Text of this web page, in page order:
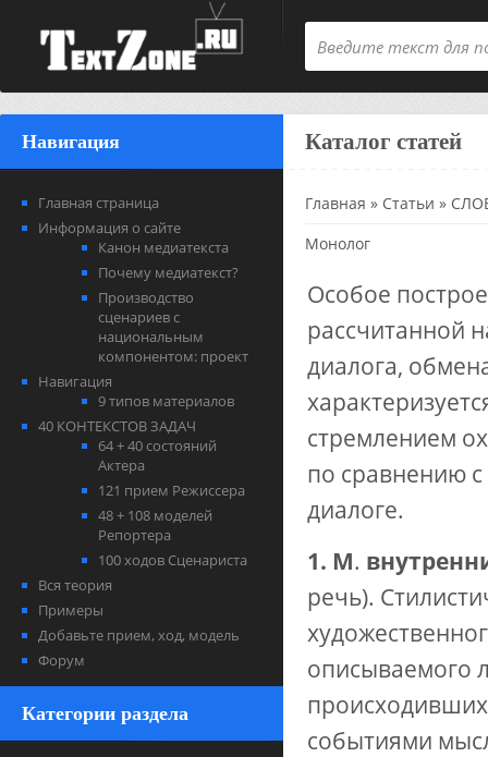
Навигация
Главная страница
Информация о сайте
Канон медиатекста
Почему медиатекст?
Производство
сценариев с
национальным
компонентом: проект
Навигация
9 типов материалов
40 КОНТЕКСТОВ ЗАДАЧ
64 + 40 состояний
Актера
121 прием Режиссера
48 + 108 моделей
Репортера
100 ходов Сценариста
Вся теория
Примеры
Добавьте прием, ход, модель
Форум
Категории раздела
Каталог статей
Главная » Статьи »
Монолог
Особое
рассчитанной
диалога,
стремлением
по сравнению
диалоге.
1. М.
речь).
описываемого
событиями